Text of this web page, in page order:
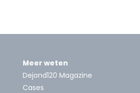
Meer weten
Dejond120 Magazine
Cases